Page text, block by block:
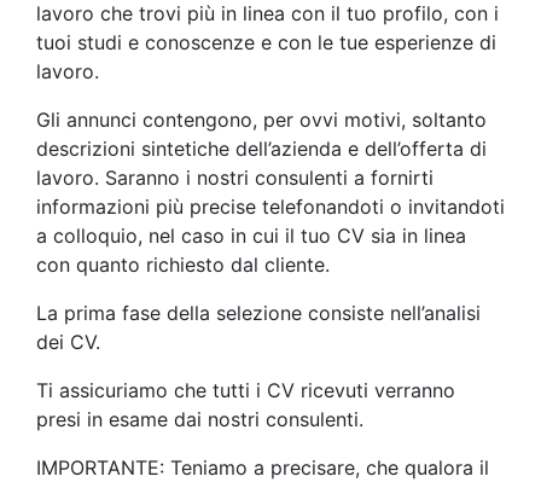
lavoro che trovi più in linea con il tuo profilo, con i
tuoi studi e conoscenze e con le tue esperienze di
lavoro.
Gli annunci contengono, per ovvi motivi, soltanto
descrizioni sintetiche dell’azienda e dell’offerta di
lavoro. Saranno i nostri consulenti a fornirti
informazioni più precise telefonandoti o invitandoti
a colloquio, nel caso in cui il tuo CV sia in linea
con quanto richiesto dal cliente.
La prima fase della selezione consiste nell’analisi
dei CV.
Ti assicuriamo che tutti i CV ricevuti verranno
presi in esame dai nostri consulenti.
IMPORTANTE: Teniamo a precisare, che qualora il